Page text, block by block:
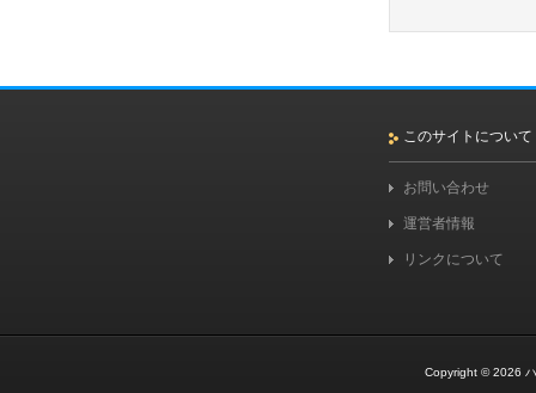
このサイトについて
お問い合わせ
運営者情報
リンクについて
Copyright © 2026